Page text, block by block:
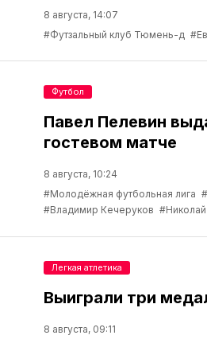
8 августа, 14:07
#Футзальный клуб Тюмень-д
Павел Пелевин
гостевом матче
8 августа, 10:24
#Молодёжная футбольная лига
#Владимир Кечеруков
Футбол
Выиграли три
8 августа, 09:11
Легкая атлетика